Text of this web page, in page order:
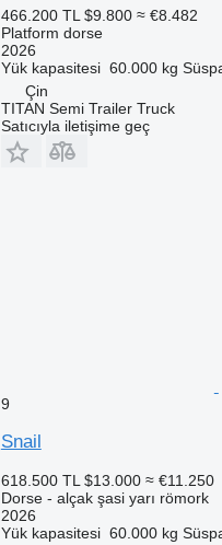
466.200 TL $9.800 ≈ €8.482
Platform dorse
2026
Yük kapasitesi 60.000 kg
Çin
TITAN Semi Trailer Truck
Satıcıyla iletişime geç
9
Snail
618.500 TL $13.000 ≈ €11.250
Dorse - alçak şasi yarı römork
2026
Yük kapasitesi 60.000 kg